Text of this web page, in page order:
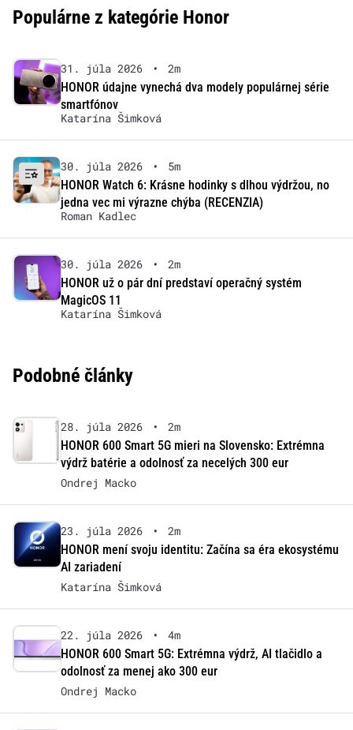
Populárne z kategórie Honor
31. júla 2026 •
2m
HONOR údajne vynechá dva modely populárnej série
smartfónov
Katarína Šimková
30. júla 2026 •
5m
HONOR Watch 6: Krásne hodinky s dlhou výdržou, no
jedna vec mi výrazne chýba (RECENZIA)
Roman Kadlec
30. júla 2026 •
2m
HONOR už o pár dní predstaví operačný systém
MagicOS 11
Katarína Šimková
Podobné články
28. júla 2026 •
2m
HONOR 600 Smart 5G mieri na Slovensko: Extrémna
výdrž batérie a odolnosť za necelých 300 eur
Ondrej Macko
23. júla 2026 •
2m
HONOR mení svoju identitu: Začína sa éra ekosystému
AI zariadení
Katarína Šimková
22. júla 2026 •
4m
HONOR 600 Smart 5G: Extrémna výdrž, AI tlačidlo a
odolnosť za menej ako 300 eur
Ondrej Macko